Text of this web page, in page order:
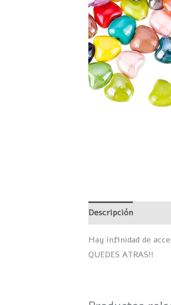
Descripción
Hay infinidad de
QUEDES ATRAS!!